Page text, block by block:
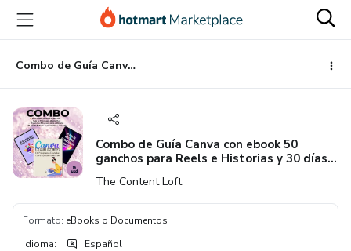
principal
página
de
página
Combo de Guía Canva con ebook 50 ganchos para Reels e Historias y 30 días de Historias para Instagram
Combo de Guía Canva con ebook 50
ganchos para Reels e Historias y 30 días
The Content Loft
Formato: eBooks o Documentos
Idioma: Español